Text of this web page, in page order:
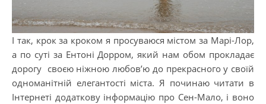
І так, крок за кроком я просуваюся містом за Марі-Лор,
а по суті за Ентоні Дорром, який нам обом прокладає
дорогу своєю ніжною любов’ю до прекрасного у своїй
одноманітній елегантості міста. Я починаю читати в
Інтернеті додаткову інформацію про Сен-Мало, і воно